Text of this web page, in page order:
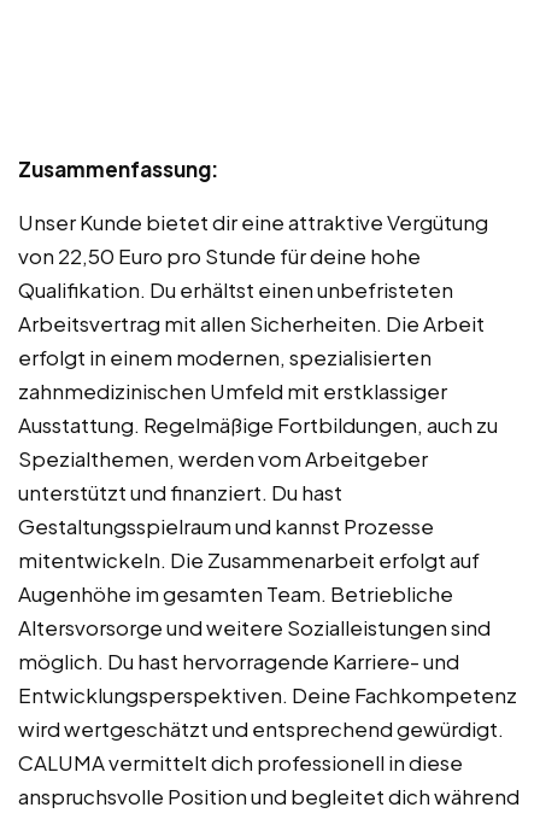
Zusammenfassung:
Unser Kunde bietet dir eine attraktive Vergütung
von 22,50 Euro pro Stunde für deine hohe
Qualifikation. Du erhältst einen unbefristeten
Arbeitsvertrag mit allen Sicherheiten. Die Arbeit
erfolgt in einem modernen, spezialisierten
zahnmedizinischen Umfeld mit erstklassiger
Ausstattung. Regelmäßige Fortbildungen, auch zu
Spezialthemen, werden vom Arbeitgeber
unterstützt und finanziert. Du hast
Gestaltungsspielraum und kannst Prozesse
mitentwickeln. Die Zusammenarbeit erfolgt auf
Augenhöhe im gesamten Team. Betriebliche
Altersvorsorge und weitere Sozialleistungen sind
möglich. Du hast hervorragende Karriere- und
Entwicklungsperspektiven. Deine Fachkompetenz
wird wertgeschätzt und entsprechend gewürdigt.
CALUMA vermittelt dich professionell in diese
anspruchsvolle Position und begleitet dich während